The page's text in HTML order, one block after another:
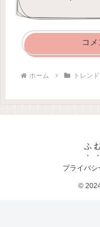
コ
ホーム トレンド
ふ
プライバ
©